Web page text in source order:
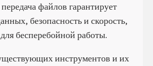
файлов гарантирует
безопасность и скорость,
бесперебойной работы.
инструментов и их